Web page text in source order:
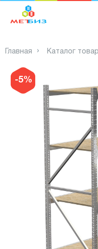
Главная Каталог
-5%